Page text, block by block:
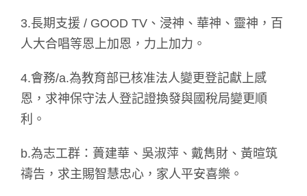
3.長期支援 / GOOD TV、浸神、華神、靈神，百
人大合唱等恩上加恩，力上加力。
4.會務/a.為教育部已核准法人變更登記獻上感
恩，求神保守法人登記證換發與國稅局變更順
利。
b.為志工群：蕢建華、吳淑萍、戴雋財、黃暄筑
禱告，求主賜智慧忠心，家人平安喜樂。